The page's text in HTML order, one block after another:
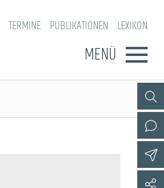
TERMINE PUBLIKATIONEN LEXIKON
MENÜ